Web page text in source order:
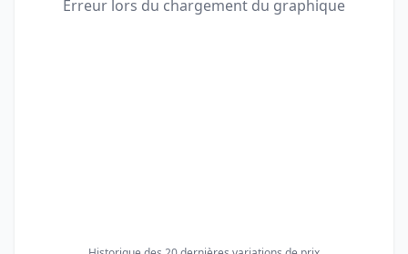
Erreur lors du chargement du graphique